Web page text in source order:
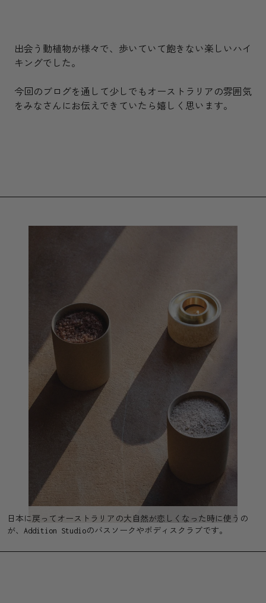
出会う動植物が様々で、歩いていて飽きない楽しいハイ
キングでした。
今回のブログを通して少しでもオーストラリアの雰囲気
をみなさんにお伝えできていたら嬉しく思います。
日本に戻ってオーストラリアの大自然が恋しくなった時に使うの
が、Addition Studioのバスソークやボディスクラブです。